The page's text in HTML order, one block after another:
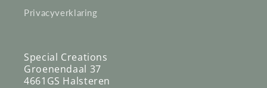
Privacyverklaring
Special Creations
Groenendaal 37
4661GS Halsteren